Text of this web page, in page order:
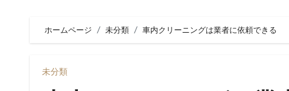
ホームページ 未分類 車内クリーニングは業者に依頼できる
未分類